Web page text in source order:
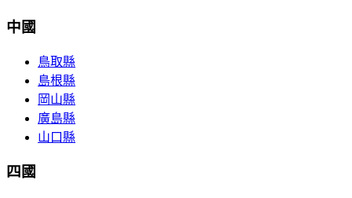
中國
鳥取縣
島根縣
岡山縣
廣島縣
山口縣
四國